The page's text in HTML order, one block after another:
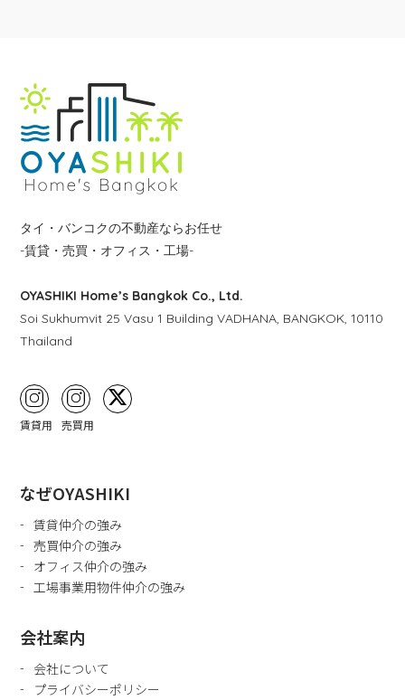
タイ・バンコクの不動産ならお任せ
-賃貸・売買・オフィス・工場-
OYASHIKI Home’s Bangkok Co., Ltd.
Soi Sukhumvit 25 Vasu 1 Building VADHANA, BANGKOK, 10110
Thailand
賃貸用 売買用
なぜOYASHIKI
賃貸仲介の強み
売買仲介の強み
オフィス仲介の強み
工場事業用物件仲介の強み
会社案内
会社について
プライバシーポリシー